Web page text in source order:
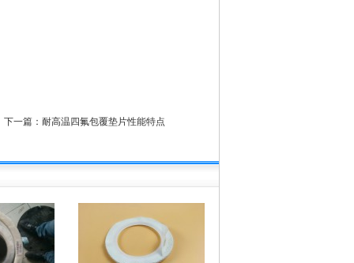
下一篇： 耐高温四氟包覆垫片性能特点